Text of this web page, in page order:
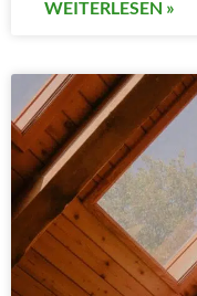
WEITERLESEN »